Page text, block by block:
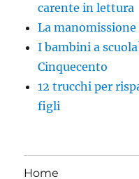
carente in lettura
La manomissione
I bambini a
Cinquecento
12 trucchi per
figli
Home